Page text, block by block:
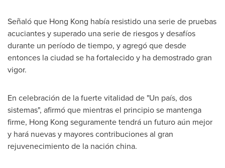
Señaló que Hong Kong había resistido una serie de pruebas
acuciantes y superado una serie de riesgos y desafíos
durante un período de tiempo, y agregó que desde
entonces la ciudad se ha fortalecido y ha demostrado gran
vigor.
En celebración de la fuerte vitalidad de "Un país, dos
sistemas", afirmó que mientras el principio se mantenga
firme, Hong Kong seguramente tendrá un futuro aún mejor
y hará nuevas y mayores contribuciones al gran
rejuvenecimiento de la nación china.